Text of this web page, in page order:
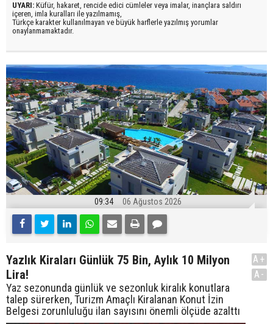
UYARI: Küfür, hakaret, rencide edici cümleler veya imalar, inançlara saldırı
içeren, imla kuralları ile yazılmamış,
Türkçe karakter kullanılmayan ve büyük harflerle yazılmış yorumlar
onaylanmamaktadır.
09:34 06 Ağustos 2026
Yazlık Kiraları Günlük 75 Bin, Aylık 10 Milyon
Lira!
Yaz sezonunda günlük ve sezonluk kiralık konutlara
talep sürerken, Turizm Amaçlı Kiralanan Konut İzin
Belgesi zorunluluğu ilan sayısını önemli ölçüde azalttı
A+
A-